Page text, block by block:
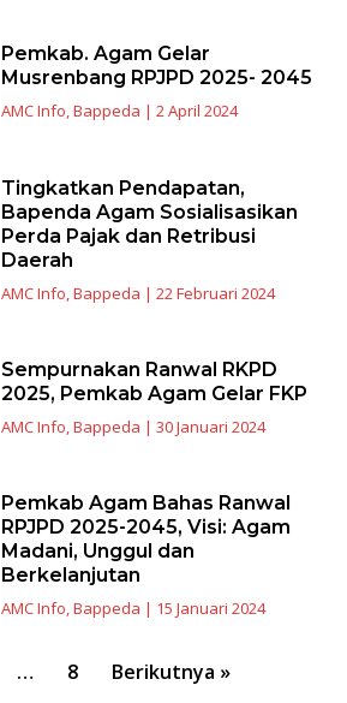
Pemkab. Agam Gelar
Musrenbang RPJPD 2025- 2045
AMC Info,Bappeda | 2 April 2024
Tingkatkan Pendapatan,
Bapenda Agam Sosialisasikan
Perda Pajak dan Retribusi
Daerah
AMC Info,Bappeda | 22 Februari 2024
Sempurnakan Ranwal RKPD
2025, Pemkab Agam Gelar FKP
AMC Info,Bappeda | 30 Januari 2024
Pemkab Agam Bahas Ranwal
RPJPD 2025-2045, Visi: Agam
Madani, Unggul dan
Berkelanjutan
AMC Info,Bappeda | 15 Januari 2024
… 8 Berikutnya »